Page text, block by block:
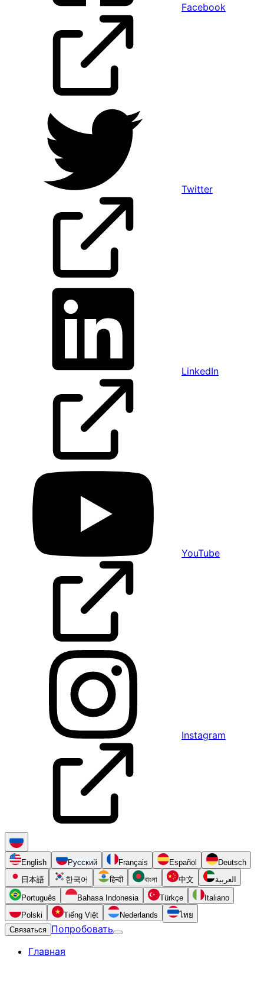
Facebook
Twitter
LinkedIn
YouTube
Instagram
English Русский Français Español
Deutsch
日本語
한국어 हिन्दी বাংলা 中文 العربية
Português Bahasa Indonesia Türkçe
Italiano
Polski
Tiếng Việt Nederlands
ไทย
Связаться Попробовать
Главная